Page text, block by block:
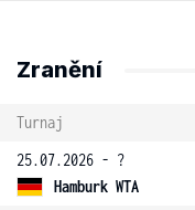
Zranění
Turnaj
25.07.2026 - ?
Hamburk WTA